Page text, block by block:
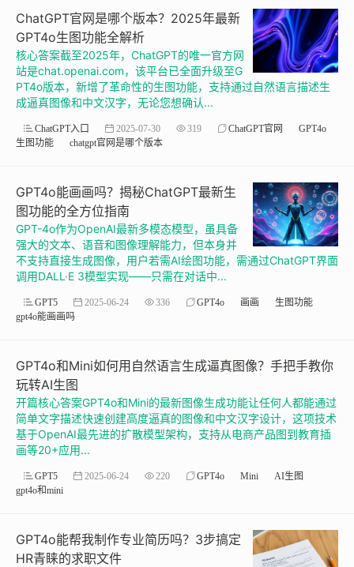
ChatGPT官网是哪个版本？2025年最新
GPT4o生图功能全解析
核心答案截至2025年，ChatGPT的唯一官方网
站是chat.openai.com，该平台已全面升级至G
PT4o版本，新增了革命性的生图功能，支持通过自然语言描述生
成逼真图像和中文汉字，无论您想确认...
ChatGPT入口 2025-07-30 319 ChatGPT官网
GPT4o
生图功能
chatgpt官网是哪个版本
GPT4o能画画吗？揭秘ChatGPT最新生
图功能的全方位指南
GPT-4o作为OpenAI最新多模态模型，虽具备
强大的文本、语音和图像理解能力，但本身并
不支持直接生成图像，用户若需AI绘图功能，需通过ChatGPT界面
调用DALL·E 3模型实现——只需在对话中...
GPT5 2025-06-24 336 GPT4o 画画
生图功能
gpt4o能画画吗
GPT4o和Mini如何用自然语言生成逼真图像？手把手教你
玩转AI生图
开篇核心答案GPT4o和Mini的最新图像生成功能让任何人都能通过
简单文字描述快速创建高度逼真的图像和中文汉字设计，这项技术
基于OpenAI最先进的扩散模型架构，支持从电商产品图到教育插
画等20+应用...
GPT5 2025-06-24 220 GPT4o Mini
AI生图
gpt4o和mini
GPT4o能帮我制作专业简历吗？3步搞定
HR青睐的求职文件